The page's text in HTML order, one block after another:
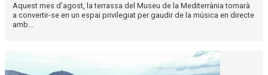
Aquest mes d'agost, la terrassa del Museu de la Mediterrània tornarà
a convertir-se en un espai privilegiat per gaudir de la música en directe
amb...